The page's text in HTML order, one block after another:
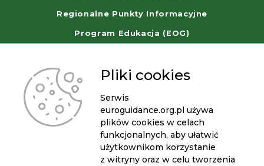
Regionalne Punkty Informacyjne
Program Edukacja (EOG)
Pliki cookies
Serwis
euroguidance.org.pl używa
plików cookies w celach
funkcjonalnych, aby ułatwić
użytkownikom korzystanie
z witryny oraz w celu tworzenia